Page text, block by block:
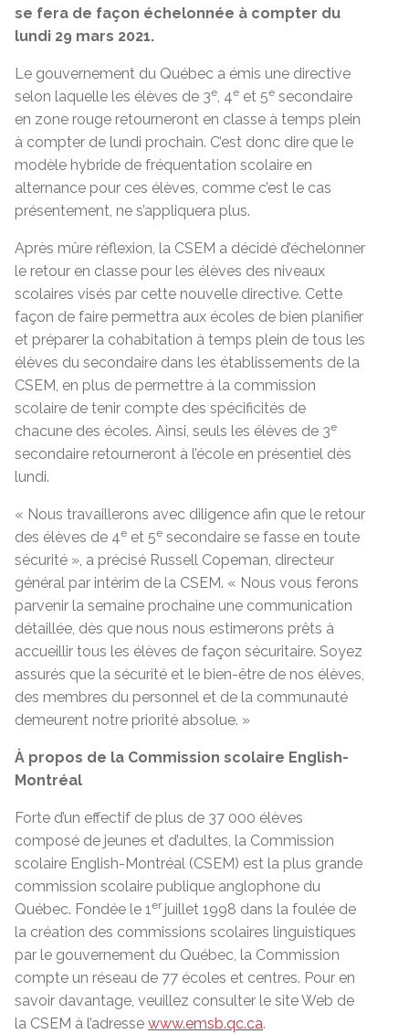
se fera de façon échelonnée à compter du
lundi 29 mars 2021.
Le gouvernement du Québec a émis une directive
selon laquelle les élèves de 3e, 4e et 5e secondaire
en zone rouge retourneront en classe à temps plein
à compter de lundi prochain. C’est donc dire que le
modèle hybride de fréquentation scolaire en
alternance pour ces élèves, comme c’est le cas
présentement, ne s’appliquera plus.
Après mûre réflexion, la CSEM a décidé d’échelonner
le retour en classe pour les élèves des niveaux
scolaires visés par cette nouvelle directive. Cette
façon de faire permettra aux écoles de bien planifier
et préparer la cohabitation à temps plein de tous les
élèves du secondaire dans les établissements de la
CSEM, en plus de permettre à la commission
scolaire de tenir compte des spécificités de
chacune des écoles. Ainsi, seuls les élèves de 3e
secondaire retourneront à l’école en présentiel dès
lundi.
« Nous travaillerons avec diligence afin que le retour
des élèves de 4e et 5e secondaire se fasse en toute
sécurité », a précisé Russell Copeman, directeur
général par intérim de la CSEM. « Nous vous ferons
parvenir la semaine prochaine une communication
détaillée, dès que nous nous estimerons prêts à
accueillir tous les élèves de façon sécuritaire. Soyez
assurés que la sécurité et le bien-être de nos élèves,
des membres du personnel et de la communauté
demeurent notre priorité absolue. »
À propos de la Commission scolaire English-
Montréal
Forte d’un effectif de plus de 37 000 élèves
composé de jeunes et d’adultes, la Commission
scolaire English-Montréal (CSEM) est la plus grande
commission scolaire publique anglophone du
Québec. Fondée le 1er juillet 1998 dans la foulée de
la création des commissions scolaires linguistiques
par le gouvernement du Québec, la Commission
compte un réseau de 77 écoles et centres. Pour en
savoir davantage, veuillez consulter le site Web de
la CSEM à l’adresse www.emsb.qc.ca.